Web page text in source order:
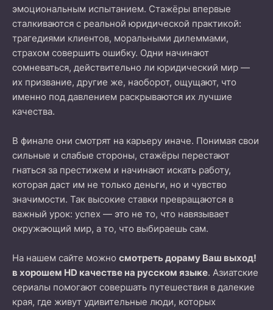
эмоциональным испытанием. Стажёры впервые
сталкиваются с реальной юридической практикой:
трагедиями клиентов, моральными дилеммами,
страхом совершить ошибку. Одни начинают
сомневаться, действительно ли юридический мир —
их призвание, другие же, наоборот, ощущают, что
именно под давлением раскрываются их лучшие
качества.
В финале они смотрят на карьеру иначе. Понимая свои
сильные и слабые стороны, стажёры перестают
гнаться за престижем и начинают искать работу,
которая даст им не только деньги, но и чувство
значимости. Так высокие ставки превращаются в
важный урок: успех — это не то, что навязывает
окружающий мир, а то, что выбираешь сам.
На нашем сайте можно смотреть дораму Ваш выход!
в хорошем HD качестве на русском языке. Азиатские
сериалы помогают совершать путешествия в далекие
края, где живут удивительные люди, которых